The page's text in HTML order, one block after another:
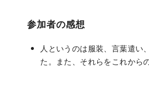
参加者の感想
人というのは服装、言葉遣い
た。また、それらをこれから